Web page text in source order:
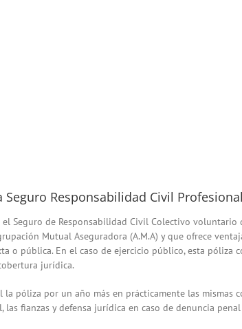
Responsabilidad Civil Profesional
Seguro de Responsabilidad Civil Colectivo voluntario
Mutual Aseguradora (A.M.A) y que ofrece
o pública. En el caso de ejercicio público, esta póliza
jurídica.
póliza por un año más en prácticamente las mismas
las fianzas y defensa jurídica en caso de denuncia